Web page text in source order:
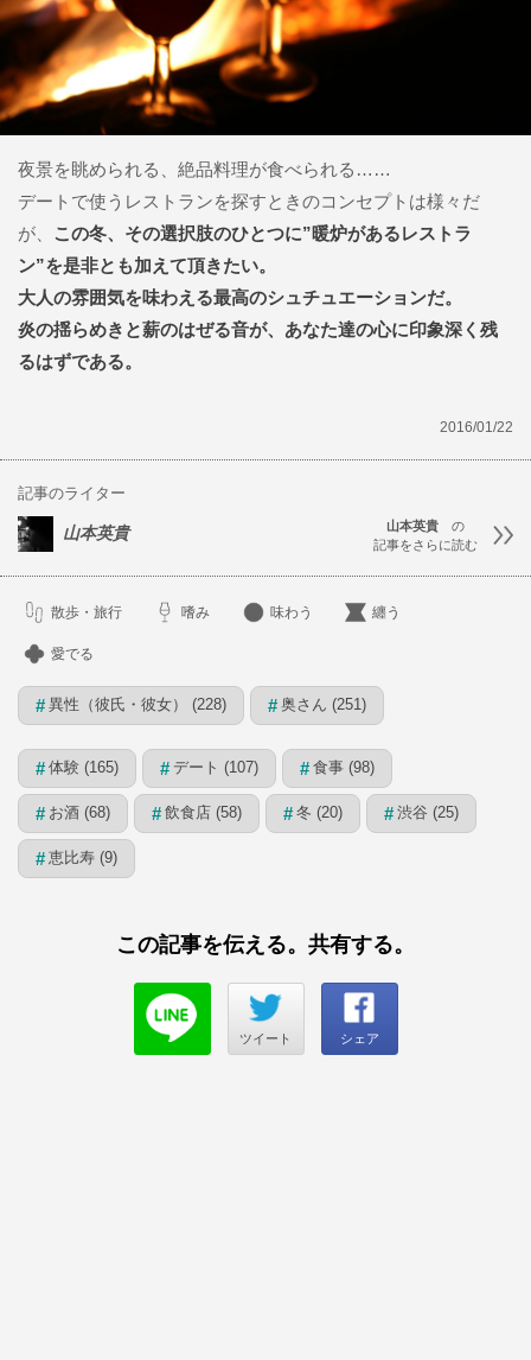
夜景を眺められる、絶品料理が食べられる……
デートで使うレストランを探すときのコンセプトは様々だ
が、 この冬、その選択肢のひとつに”暖炉があるレストラ
ン”を是非とも加えて頂きたい。
大人の雰囲気を味わえる最高のシュチュエーションだ。
炎の揺らめきと薪のはぜる音が、あなた達の心に印象深く残
るはずである。
2016/01/22
記事のライター
山本英貴 山本英貴 の
記事をさらに読む
散歩・旅行 嗜み 味わう 纏う
愛でる
# 異性（彼氏・彼女） (228) # 奥さん (251)
# 体験 (165) # デート (107) # 食事 (98)
# お酒 (68) # 飲食店 (58) # 冬 (20) # 渋谷 (25)
# 恵比寿 (9)
この記事を伝える。共有する。
ツイート シェア